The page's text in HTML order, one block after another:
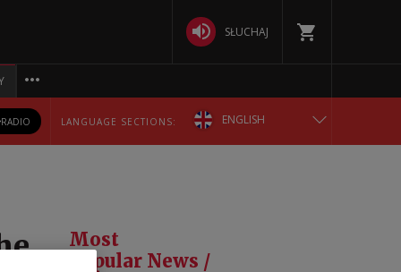
SŁUCHAJ
RADIO LANGUAGE SECTIONS: ENGLISH
Most
Popular News /